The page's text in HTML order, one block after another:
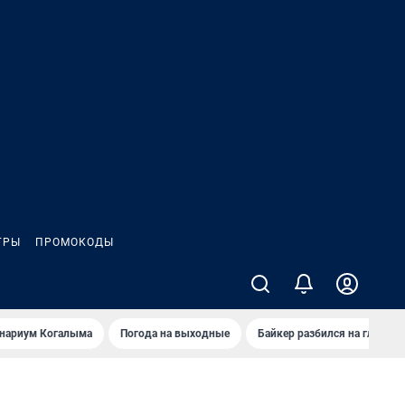
ПРОМОКОДЫ
Когалыма Погода на выходные Байкер разбился на глазах